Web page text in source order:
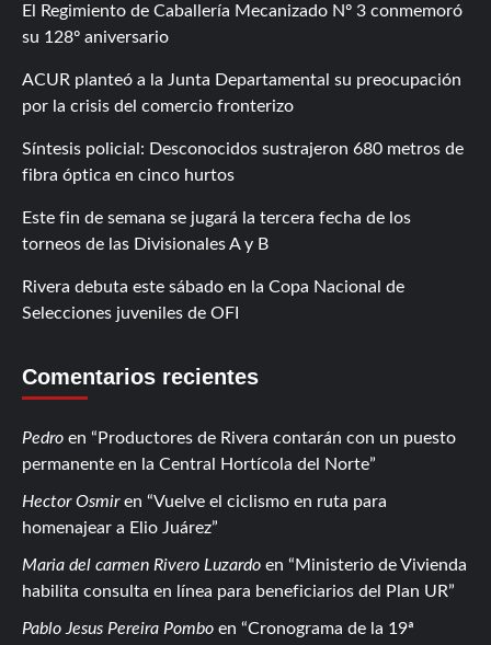
El Regimiento de Caballería Mecanizado Nº 3 conmemoró
su 128º aniversario
ACUR planteó a la Junta Departamental su preocupación
por la crisis del comercio fronterizo
Síntesis policial: Desconocidos sustrajeron 680 metros de
fibra óptica en cinco hurtos
Este fin de semana se jugará la tercera fecha de los
torneos de las Divisionales A y B
Rivera debuta este sábado en la Copa Nacional de
Selecciones juveniles de OFI
Comentarios recientes
Pedro en
Productores de Rivera contarán con un puesto
permanente en la Central Hortícola del Norte
Hector Osmiren
Vuelve el ciclismo en ruta para
homenajear a Elio Juárez
Maria del carmen Rivero Luzardo en
Ministerio de Vivienda
habilita consulta en línea para beneficiarios del Plan UR
Pablo Jesus Pereira Pombo en Cronograma de la 19ª